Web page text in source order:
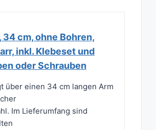
cm, ohne Bohren,
inkl. Klebeset und
oder Schrauben
über einen 34 cm langen Arm
Im Lieferumfang sind